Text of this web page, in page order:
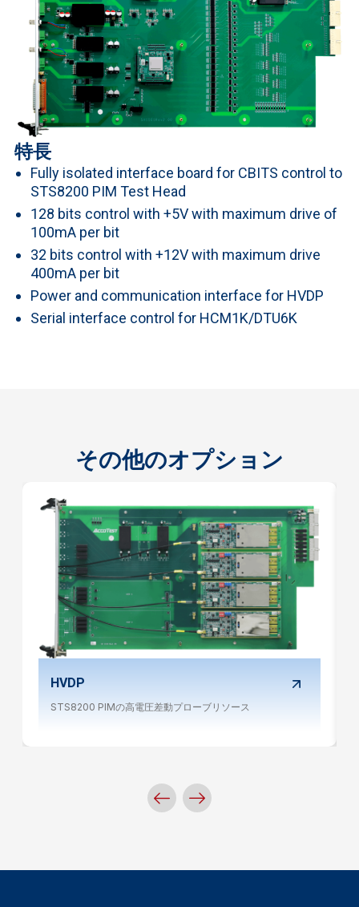
特長
Fully isolated interface board for CBITS control to
STS8200 PIM Test Head
128 bits control with +5V with maximum drive of
100mA per bit
32 bits control with +12V with maximum drive
400mA per bit
Power and communication interface for HVDP
Serial interface control for HCM1K/DTU6K
その他のオプション
HVDP
STS8200 PIMの高電圧差動プローブリソース